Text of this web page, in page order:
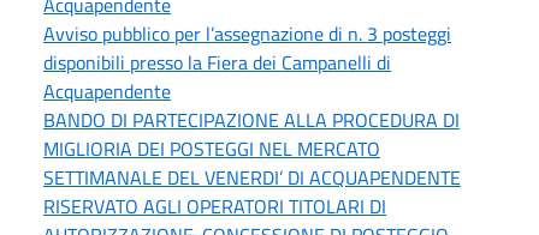
Avviso pubblico per l’assegnazione di n. 3 posteggi
disponibili presso la Fiera dei Campanelli di
Acquapendente
BANDO DI PARTECIPAZIONE ALLA PROCEDURA DI
MIGLIORIA DEI POSTEGGI NEL MERCATO
SETTIMANALE DEL VENERDI’ DI ACQUAPENDENTE
RISERVATO AGLI OPERATORI TITOLARI DI